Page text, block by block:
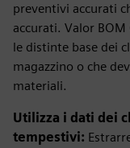
preventivi accurati
accurati. Valor
le distinte base dei
magazzino o che
materiali.
Utilizza i dati dei
tempestivi: